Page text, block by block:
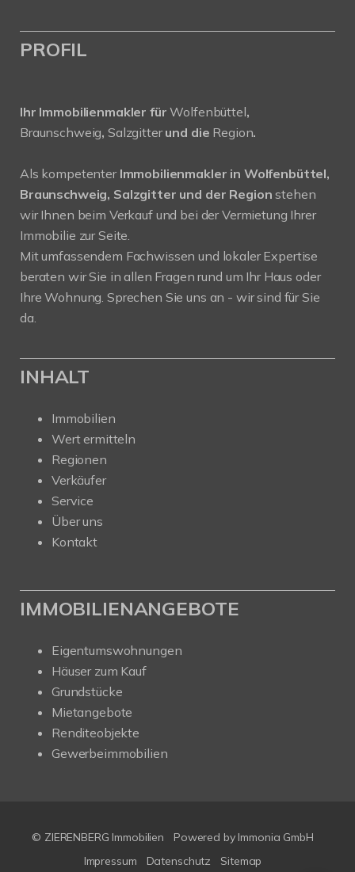
PROFIL
Ihr Immobilienmakler fürWolfenbüttel,
Braunschweig, Salzgitterund die Region.
Als kompetenter Immobilienmakler in Wolfenbüttel,
Braunschweig, Salzgitter und der Regionstehen
wir Ihnen beim Verkauf und bei der Vermietung Ihrer
Immobilie zur Seite.
Mit umfassendem Fachwissen und lokaler Expertise
beraten wir Sie in allen Fragen rund um Ihr Haus oder
Ihre Wohnung. Sprechen Sie uns an - wir sind für Sie
da.
INHALT
Immobilien
Wert ermitteln
Regionen
Verkäufer
Service
Über uns
Kontakt
IMMOBILIENANGEBOTE
Eigentumswohnungen
Häuser zum Kauf
Grundstücke
Mietangebote
Renditeobjekte
Gewerbeimmobilien
© ZIERENBERG Immobilien
Powered by Immonia GmbH
Impressum
Datenschutz Sitemap